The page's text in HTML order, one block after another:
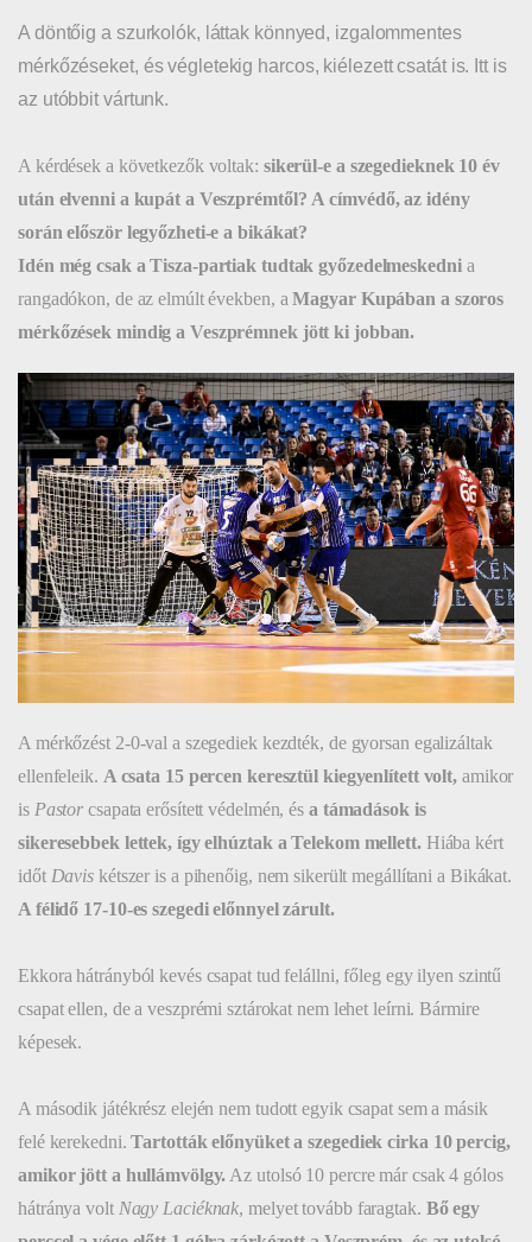
A döntőig a szurkolók, láttak könnyed, izgalommentes
mérkőzéseket, és végletekig harcos, kiélezett csatát is. Itt is
az utóbbit vártunk.
A kérdések a következők voltak: sikerül-e a szegedieknek 10 év
után elvenni a kupát a Veszprémtől? A címvédő, az idény
során először legyőzheti-e a bikákat?
Idén még csak a Tisza-partiak tudtak győzedelmeskednia
rangadókon, de az elmúlt években, aMagyar Kupában a szoros
mérkőzések mindig a Veszprémnek jött ki jobban.
A mérkőzést 2-0-val a szegediek kezdték, de gyorsan egalizáltak
ellenfeleik. A csata 15 percen keresztül kiegyenlített volt, amikor
is Pastor csapata erősített védelmén, és a támadások is
sikeresebbek lettek, így elhúztak a Telekom mellett.Hiába kért
időt Davis kétszer is a pihenőig, nem sikerült megállítani a Bikákat.
A félidő 17-10-es szegedi előnnyel zárult.
Ekkora hátrányból kevés csapat tud felállni, főleg egy ilyen szintű
csapat ellen, de a veszprémi sztárokat nem lehet leírni. Bármire
képesek.
A második játékrész elején nem tudott egyik csapat sem a másik
felé kerekedni.Tartották előnyüket a szegediek cirka 10 percig,
amikor jött a hullámvölgy. Az utolsó 10 percre már csak 4 gólos
hátránya volt Nagy Laciéknak, melyet tovább faragtak. Bő egy